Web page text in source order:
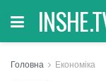
Головна Економіка